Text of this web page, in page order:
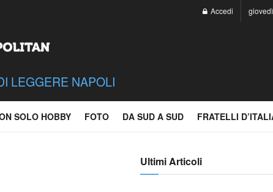
Accedi
LEGGERE NAPOLI
SOLO HOBBY FOTO DA SUD A SUD FRATELLI
Ultimi Articoli